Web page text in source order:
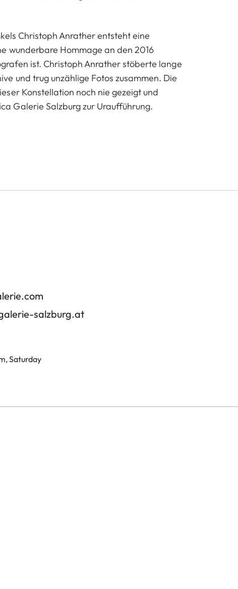
Christoph Anrather entsteht eine
wunderbare Hommage an den 2016
ist. Christoph Anrather stöberte lange
und trug unzählige Fotos zusammen. Die
Konstellation noch nie gezeigt und
Galerie Salzburg zur Uraufführung.
salzburg.at
Saturday